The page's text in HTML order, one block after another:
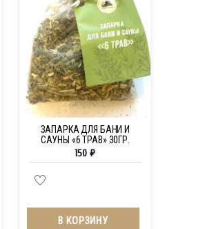
ЗАПАРКА ДЛЯ БАНИ И
САУНЫ «6 ТРАВ» 30ГР.
150₽
В КОРЗИНУ